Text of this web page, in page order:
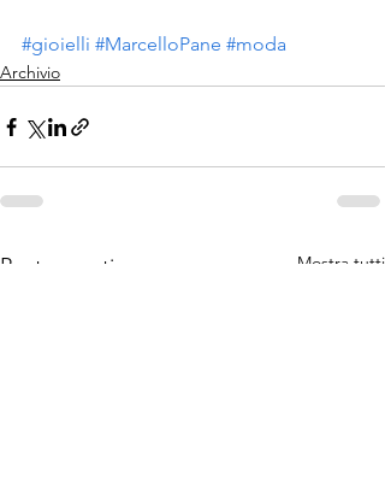
#gioielli #MarcelloPane #moda
Archivio
Post recenti Mostra tutti